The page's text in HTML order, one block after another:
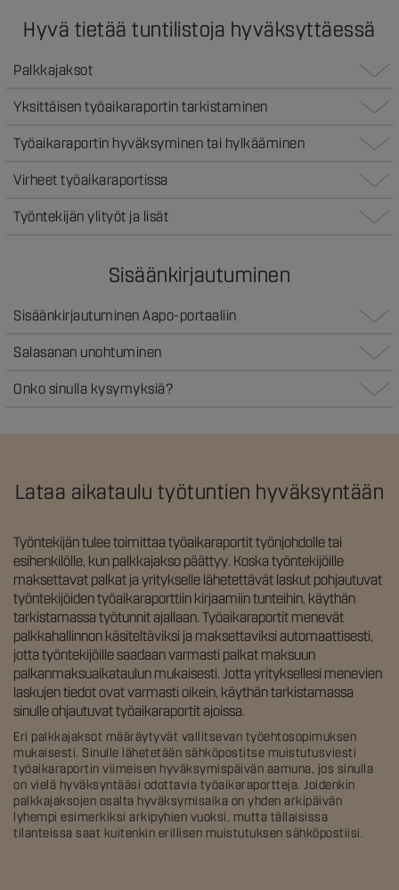
Hyvä tietää tuntilistoja hyväksyttäessä
Palkkajaksot
Yksittäisen työaikaraportin tarkistaminen
Työaikaraportin hyväksyminen tai hylkääminen
Virheet työaikaraportissa
Työntekijän ylityöt ja lisät
Sisäänkirjautuminen
Sisäänkirjautuminen Aapo-portaaliin
Salasanan unohtuminen
Onko sinulla kysymyksiä?
Lataa aikataulu työtuntien hyväksyntään
Työntekijän tulee toimittaa työaikaraportit työnjohdolle tai
esihenkilölle, kun palkkajakso päättyy. Koska työntekijöille
maksettavat palkat ja yritykselle lähetettävät laskut pohjautuvat
työntekijöiden työaikaraporttiin kirjaamiin tunteihin, käythän
tarkistamassa työtunnit ajallaan. Työaikaraportit menevät
palkkahallinnon käsiteltäviksi ja maksettaviksi automaattisesti,
jotta työntekijöille saadaan varmasti palkat maksuun
palkanmaksuaikataulun mukaisesti. Jotta yrityksellesi menevien
laskujen tiedot ovat varmasti oikein, käythän tarkistamassa
sinulle ohjautuvat työaikaraportit ajoissa.
Eri palkkajaksot määräytyvät vallitsevan työehtosopimuksen
mukaisesti. Sinulle lähetetään sähköpostitse muistutusviesti
työaikaraportin viimeisen hyväksymispäivän aamuna, jos sinulla
on vielä hyväksyntääsi odottavia työaikaraportteja. Joidenkin
palkkajaksojen osalta hyväksymisaika on yhden arkipäivän
lyhempi esimerkiksi arkipyhien vuoksi, mutta tällaisissa
tilanteissa saat kuitenkin erillisen muistutuksen sähköpostiisi.